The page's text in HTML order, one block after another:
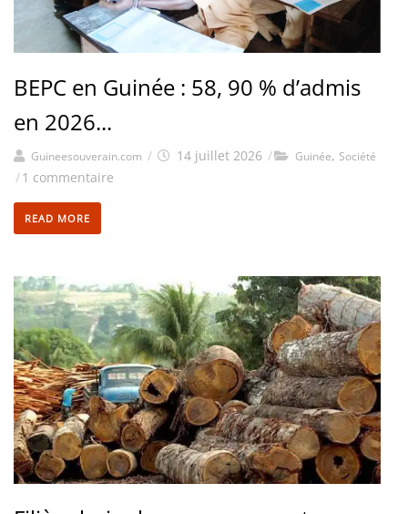
BEPC en Guinée : 58, 90 % d’admis
en 2026...
Guineesouverain.com / 14 juillet 2026 / Guinée, Société
/1 commentaire
READ MORE